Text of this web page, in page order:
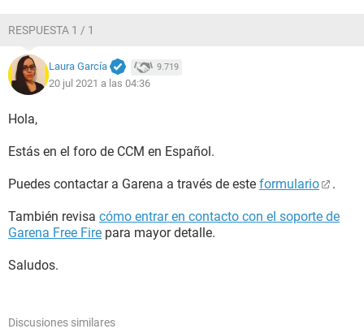
RESPUESTA 1 / 1
Laura García 9.719
20 jul 2021 a las 04:36
Hola,
Estás en el foro de CCM en Español.
Puedes contactar a Garena a través de este formulario .
También revisa cómo entrar en contacto con el soporte de
Garena Free Fire para mayor detalle.
Saludos.
Discusiones similares